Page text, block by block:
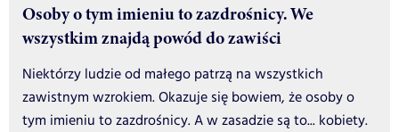
Osoby o tym imieniu to zazdrośnicy. We
wszystkim znajdą powód do zawiści
Niektórzy ludzie od małego patrzą na wszystkich
zawistnym wzrokiem. Okazuje się bowiem, że osoby o
tym imieniu to zazdrośnicy. A w zasadzie są to... kobiety.